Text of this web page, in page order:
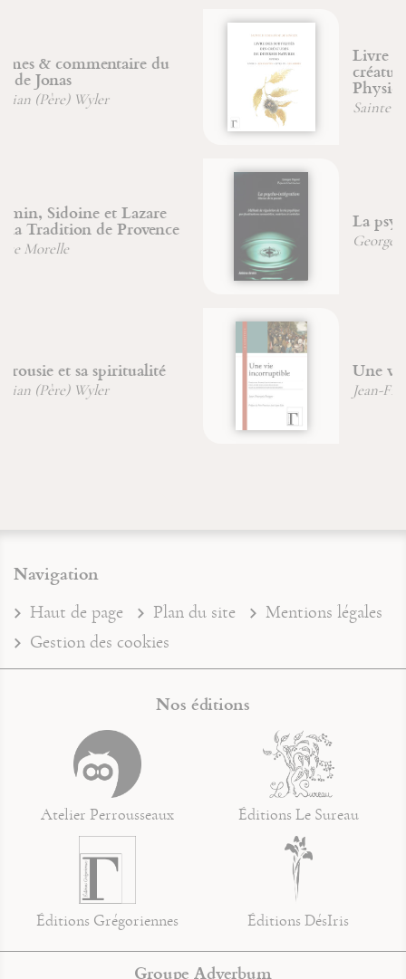
Livre des subtilités des
créatures de diverses natures -
Sainte Hildegarde de Bingen
La psycho-intégration
Georges Pegand
Une vie incorruptible
Jean-François Froger
Navigation
Haut de page Plan du site
Mentions légales
Gestion des cookies
Nos éditions
Atelier Perrousseaux Éditions Le Sureau
Éditions Grégoriennes Éditions DésIris
Groupe Adverbum